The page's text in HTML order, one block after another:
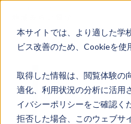
本サイトでは、より適した学
ビス改善のため、Cookieを使
取得した情報は、閲覧体験の
適化、利用状況の分析に活用
イバシーポリシーをご確認く
拒否した場合、このウェブサ
地域みらい留学のす
地域みらい留学とは
学校を探す